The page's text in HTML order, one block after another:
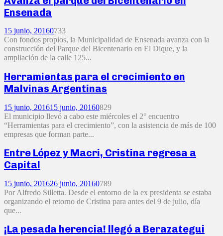
Ensenada
15 junio, 20160733
Con fondos propios, la Municipalidad de Ensenada avanza con la
construcción del Parque del Bicentenario en El Dique, y la
ampliación de la calle 125...
Herramientas para el crecimiento en
Malvinas Argentinas
15 junio, 201615 junio, 20160829
El municipio llevó a cabo este miércoles el 2° encuentro
“Herramientas para el crecimiento”, con la asistencia de más de 100
empresas que forman parte...
Entre López y Macri, Cristina regresa a
Capital
15 junio, 201626 junio, 20160789
Por Alfredo Silletta. Desde el entorno de la ex presidenta se estaba
organizando el retorno de Cristina para antes del 9 de julio, día
que...
¡La pesada herencia! llegó a Berazategui